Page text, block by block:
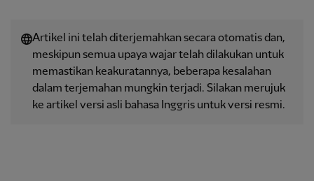
Artikel ini telah diterjemahkan secara otomatis dan,
meskipun semua upaya wajar telah dilakukan untuk
memastikan keakuratannya, beberapa kesalahan
dalam terjemahan mungkin terjadi. Silakan merujuk
ke artikel versi asli bahasa Inggris untuk versi resmi.